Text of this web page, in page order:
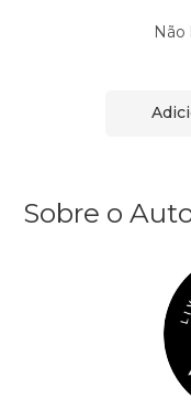
Não
Sobre o